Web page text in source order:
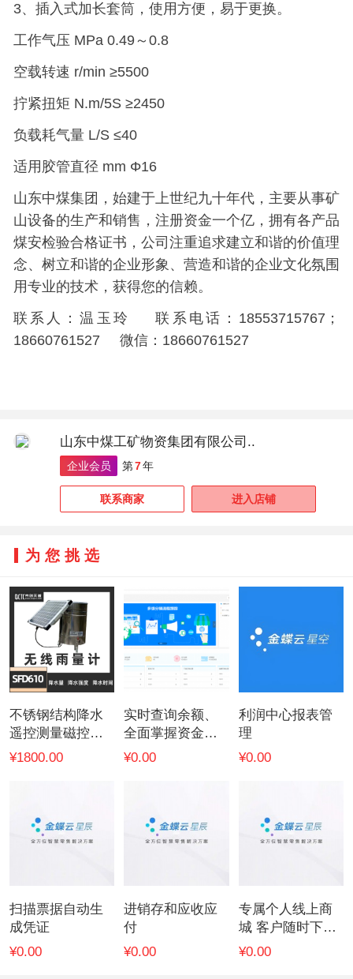
3、插入式加长套筒，使用方便，易于更换。
工作气压 MPa 0.49～0.8
空载转速 r/min ≥5500
拧紧扭矩 N.m/5S ≥2450
负载耗气量 L/S ≤40
适用胶管直径 mm Φ16
山东中煤集团，始建于上世纪九十年代，主要从事矿
山设备的生产和销售，注册资金一个亿，拥有各产品
煤安检验合格证书，公司注重追求建立和谐的价值理
念、树立和谐的企业形象、营造和谐的企业文化氛围
用专业的技术，获得您的信赖。
联系人：温玉玲 联系电话：18553715767；
18660761527 微信：18660761527
山东中煤工矿物资集团有限公司..
企业会员 第7年
联系商家 进入店铺
为您挑选
不锈钢结构降水
遥控测量磁控开
关无线雨量计
¥1800.00
实时查询余额、
全面掌握资金收
支
¥0.00
利润中心报表管
理
¥0.00
扫描票据自动生
成凭证
¥0.00
进销存和应收应
付
¥0.00
专属个人线上商
城 客户随时下单
订货
¥0.00